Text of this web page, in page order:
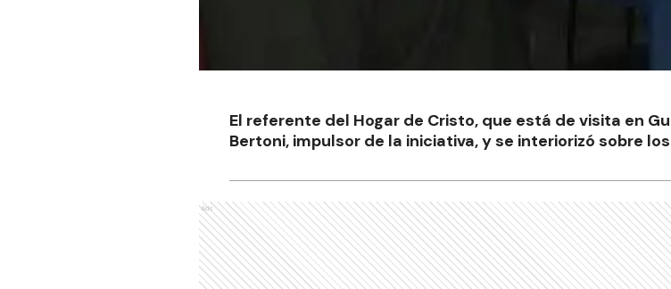
El referente del Hogar de Cristo, que está de visita en
Bertoni, impulsor de la iniciativa, y se interiorizó sobre
Ads